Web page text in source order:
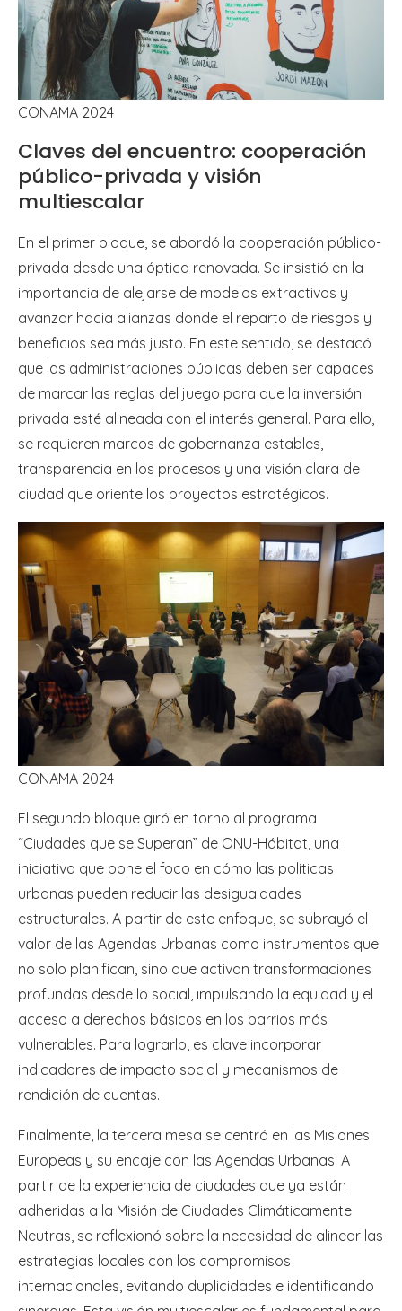
CONAMA 2024
Claves del encuentro: cooperación
público-privada y visión
multiescalar
En el primer bloque, se abordó la cooperación público-
privada desde una óptica renovada. Se insistió en la
importancia de alejarse de modelos extractivos y
avanzar hacia alianzas donde el reparto de riesgos y
beneficios sea más justo. En este sentido, se destacó
que las administraciones públicas deben ser capaces
de marcar las reglas del juego para que la inversión
privada esté alineada con el interés general. Para ello,
se requieren marcos de gobernanza estables,
transparencia en los procesos y una visión clara de
ciudad que oriente los proyectos estratégicos.
CONAMA 2024
El segundo bloque giró en torno al programa
“Ciudades que se Superan” de ONU-Hábitat, una
iniciativa que pone el foco en cómo las políticas
urbanas pueden reducir las desigualdades
estructurales. A partir de este enfoque, se subrayó el
valor de las Agendas Urbanas como instrumentos que
no solo planifican, sino que activan transformaciones
profundas desde lo social, impulsando la equidad y el
acceso a derechos básicos en los barrios más
vulnerables. Para lograrlo, es clave incorporar
indicadores de impacto social y mecanismos de
rendición de cuentas.
Finalmente, la tercera mesa se centró en las Misiones
Europeas y su encaje con las Agendas Urbanas. A
partir de la experiencia de ciudades que ya están
adheridas a la Misión de Ciudades Climáticamente
Neutras, se reflexionó sobre la necesidad de alinear las
estrategias locales con los compromisos
internacionales, evitando duplicidades e identificando